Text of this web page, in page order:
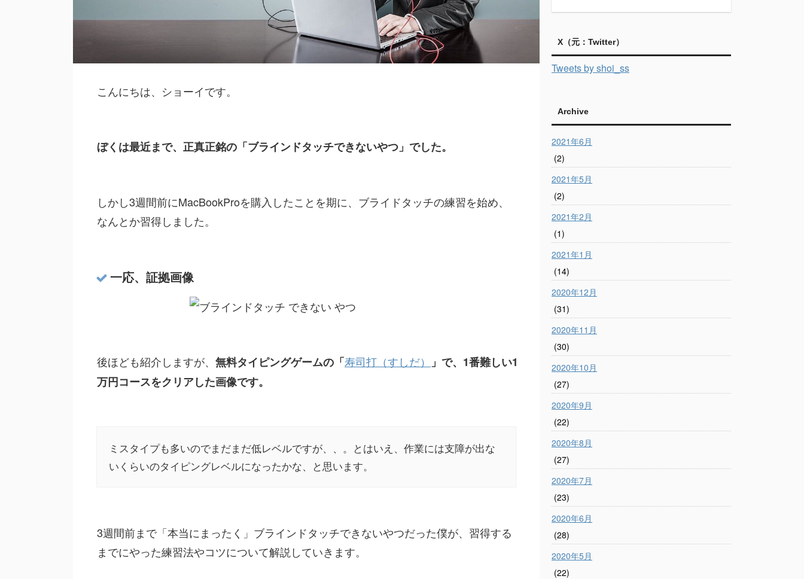
こんにちは、ショーイです。
ぼくは最近まで、正真正銘の「ブラインドタッチできないやつ」でした。
しかし3週間前にMacBookProを購入したことを期に、ブライドタッチの練習を始め、
なんとか習得しました。
一応、証拠画像
後ほども紹介しますが、 無料タイピングゲームの「寿司打（すしだ）
」で、1番難しい1
万円コースをクリアした画像です。
ミスタイプも多いのでまだまだ低レベルですが、、。とはいえ、作業には支障が出な
いくらいのタイピングレベルになったかな、と思います。
3週間前まで「本当にまったく」ブラインドタッチできないやつだった僕が、習得する
までにやった練習法やコツについて解説していきます。
X（元：Twitter）
Tweets by shoi_ss
Archive
2021年6月
(2)
2021年5月
(2)
2021年2月
(1)
2021年1月
(14)
2020年12月
(31)
2020年11月
(30)
2020年10月
(27)
2020年9月
(22)
2020年8月
(27)
2020年7月
(23)
2020年6月
(28)
2020年5月
(22)